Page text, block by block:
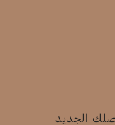
الجديد